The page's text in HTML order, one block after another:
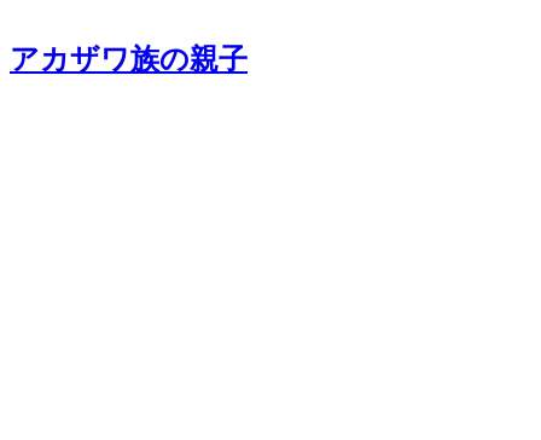
アカザワ族の親子